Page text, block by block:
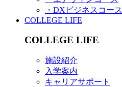
・DXビジネスコース
COLLEGE LIFE
COLLEGE LIFE
施設紹介
入学案内
キャリアサポート